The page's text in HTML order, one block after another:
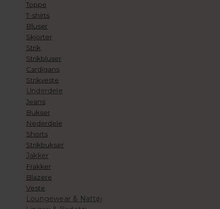
Toppe
T-shirts
Bluser
Skjorter
Strik
Strikbluser
Cardigans
Strikveste
Underdele
Jeans
Bukser
Nederdele
Shorts
Strikbukser
Jakker
Frakker
Blazere
Veste
Loungewear & Nattøj